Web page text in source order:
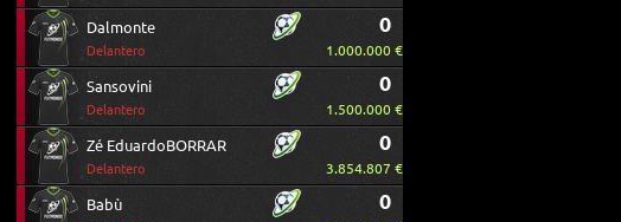
Dalmonte
Delantero
0
1.000.000 €
Sansovini
Delantero
0
1.500.000 €
Zé EduardoBORRAR
Delantero
0
3.854.807 €
Babù 0